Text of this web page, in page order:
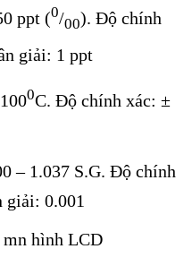
ppt (0/00). Độ chính
giải: 1 ppt
0C. Độ chính xác: ±
– 1.037 S.G. Độ chính
giải: 0.001
mn hình LCD